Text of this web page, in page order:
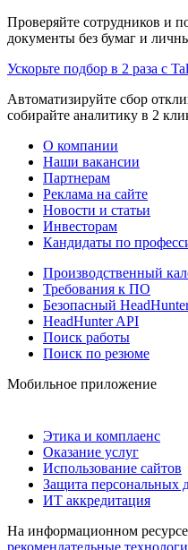
Проверяйте сотрудников и
документы без бумаг и
Ускорьте подбор в 2 раза с
Автоматизируйте сбор
собирайте аналитику в 2
О компании
Наши вакансии
Партнерам
Реклама на сайте
Новости и статьи
Инвесторам
Кандидаты по
Производственный
Требования к ПО
Безопасный
HeadHunter API
Поиск работы
Поиск по резюме
Мобильное приложение
Этика и комплаенс
Оказание услуг
Использование сайтов
Защита персональных
ИТ аккредитация
На информационном
рекомендательные